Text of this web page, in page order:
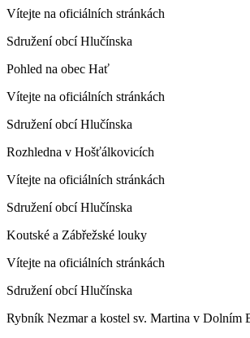
Vítejte na oficiálních stránkách
Sdružení obcí Hlučínska
Pohled na obec Hať
Vítejte na oficiálních stránkách
Sdružení obcí Hlučínska
Rozhledna v Hošťálkovicích
Vítejte na oficiálních stránkách
Sdružení obcí Hlučínska
Koutské a Zábřežské louky
Vítejte na oficiálních stránkách
Sdružení obcí Hlučínska
Rybník Nezmar a kostel sv. Martina v Dolním